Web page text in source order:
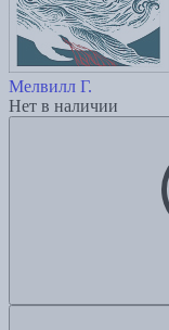
Мелвилл Г.
Нет в наличии